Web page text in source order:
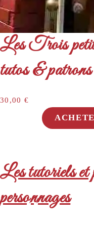
Les Trois
tutos & patrons
30,00 €
Les tutoriels et
personnages